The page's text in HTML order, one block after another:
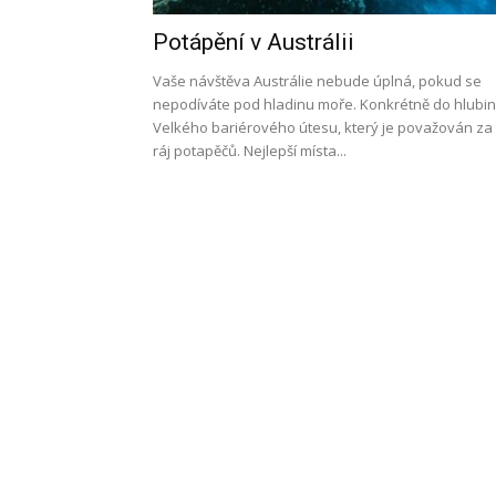
Potápění v Austrálii
Vaše návštěva Austrálie nebude úplná, pokud se
nepodíváte pod hladinu moře. Konkrétně do hlubin
Velkého bariérového útesu, který je považován za
ráj potapěčů. Nejlepší místa...